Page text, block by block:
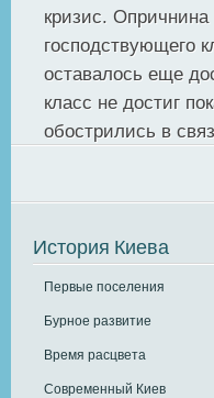
кризис.
господствующего
оставалось еще
класс не достиг
обострились в
История Киева
Первые поселения
Бурное развитие
Время расцвета
Современный Киев